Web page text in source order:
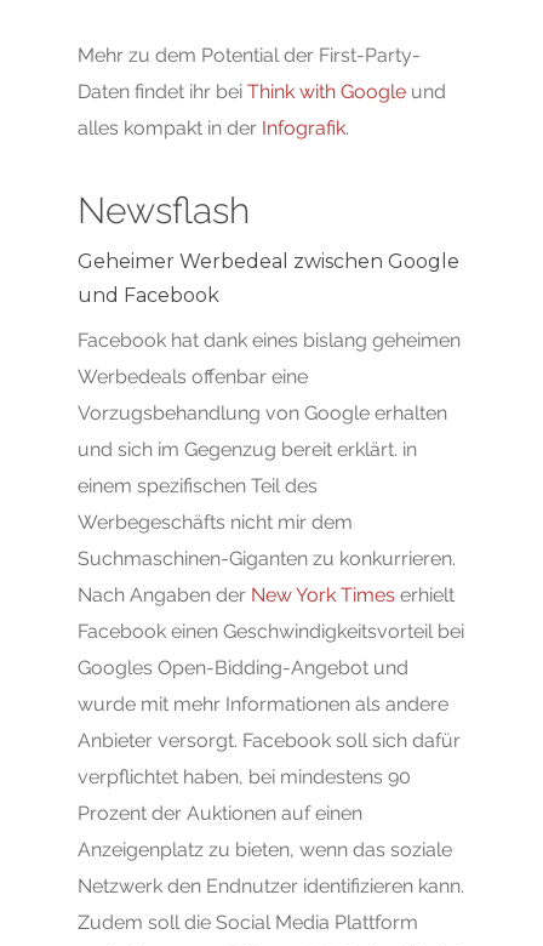
Mehr zu dem Potential der First-Party-
Daten findet ihr bei Think with Google und
alles kompakt in der Infografik.
Newsflash
Geheimer Werbedeal zwischen Google
und Facebook
Facebook hat dank eines bislang geheimen
Werbedeals offenbar eine
Vorzugsbehandlung von Google erhalten
und sich im Gegenzug bereit erklärt. in
einem spezifischen Teil des
Werbegeschäfts nicht mir dem
Suchmaschinen-Giganten zu konkurrieren.
Nach Angaben der New York Times erhielt
Facebook einen Geschwindigkeitsvorteil bei
Googles Open-Bidding-Angebot und
wurde mit mehr Informationen als andere
Anbieter versorgt. Facebook soll sich dafür
verpflichtet haben, bei mindestens 90
Prozent der Auktionen auf einen
Anzeigenplatz zu bieten, wenn das soziale
Netzwerk den Endnutzer identifizieren kann.
Zudem soll die Social Media Plattform
Start
Online Marketing
SEA & Google Ads
Social Media
Blog
Red Cup